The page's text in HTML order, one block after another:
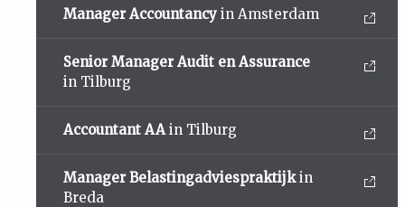
Manager Accountancy in Amsterdam
Senior Manager Audit en Assurance
in Tilburg
Accountant AA in Tilburg
Manager Belastingadviespraktijkin
Breda